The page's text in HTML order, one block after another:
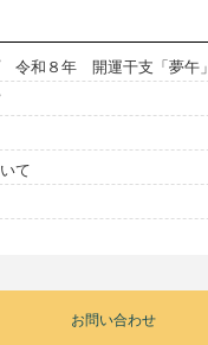
令和８年 開運干支「夢午」
て
お問い合わせ